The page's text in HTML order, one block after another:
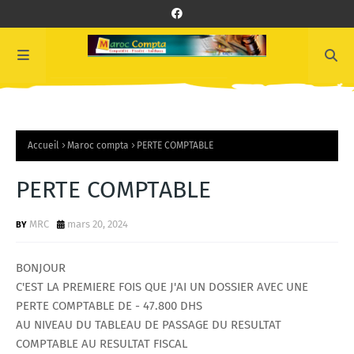
Accueil Maroc compta PERTE COMPTABLE
PERTE COMPTABLE
MRC mars 20, 2024
BONJOUR
C'EST LA PREMIERE FOIS QUE J'AI UN DOSSIER AVEC UNE
PERTE COMPTABLE DE - 47.800 DHS
AU NIVEAU DU TABLEAU DE PASSAGE DU RESULTAT
COMPTABLE AU RESULTAT FISCAL